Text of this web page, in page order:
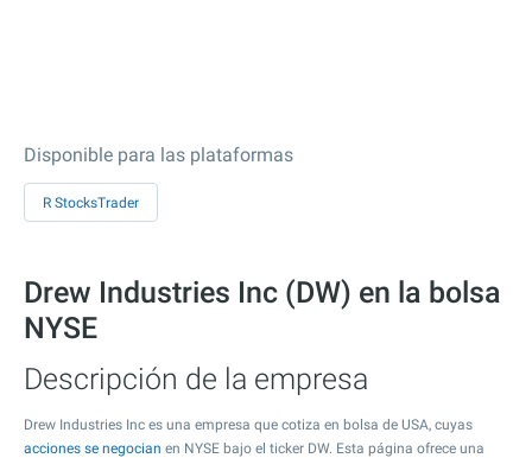
Disponible para las plataformas
R StocksTrader
Drew Industries Inc (DW) en la bolsa
NYSE
Descripción de la empresa
Drew Industries Inc es una empresa que cotiza en bolsa de USA, cuyas
acciones se negocian en NYSE bajo el ticker DW. Esta página ofrece una